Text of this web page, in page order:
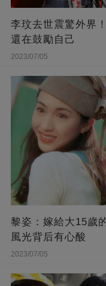
李玟去世震驚外界
還在鼓勵自己
2023/07/05
黎姿：嫁給大15歲
風光背后有心酸
2023/07/05